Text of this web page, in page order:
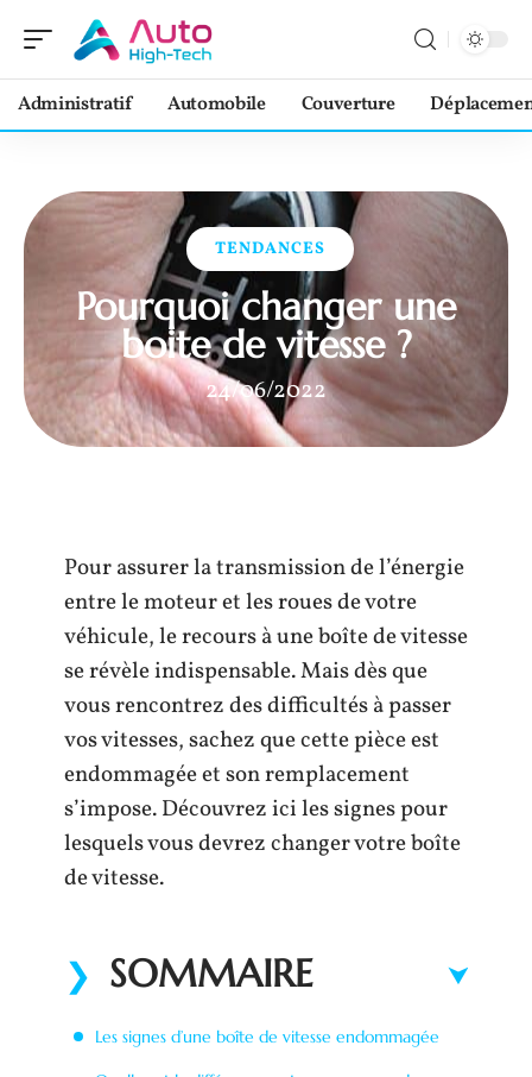
Administratif Automobile Couverture
TENDANCES
Pourquoi changer une
boite de vitesse ?
24/06/2022
Pour assurer la transmission de l’énergie
entre le moteur et les roues de votre
véhicule, le recours à une boîte de vitesse
se révèle indispensable. Mais dès que
vous rencontrez des difficultés à passer
vos vitesses, sachez que cette pièce est
endommagée et son remplacement
s’impose. Découvrez ici les signes pour
lesquels vous devrez changer votre boîte
de vitesse.
SOMMAIRE
Les signes d’une boîte de vitesse endommagée